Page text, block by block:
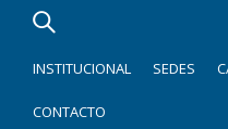
INSTITUCIONAL SEDES
CONTACTO